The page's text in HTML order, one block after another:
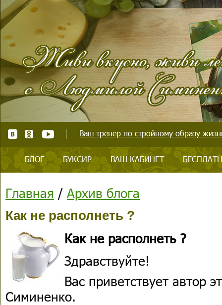
Ваш тренер по стройному образу
БЛОГ БУКСИР ВАШ КАБИНЕТ
Главная / Архив блога
Как не располнеть ?
Как не располнеть ?
Здравствуйте!
Вас приветствует автор
Симиненко.